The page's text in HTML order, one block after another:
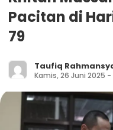
Pacitan di
79
Taufiq
Kamis, 26 Juni 2025 -